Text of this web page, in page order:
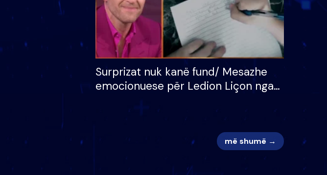
Surprizat nuk kanë fund/ Mesazhe
emocionuese për Ledion Liçon nga
më shumë →